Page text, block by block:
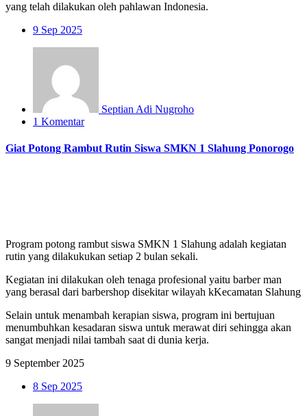
yang telah dilakukan oleh pahlawan Indonesia.
9 Sep 2025
Septian Adi Nugroho
1 Komentar
Giat Potong Rambut Rutin Siswa SMKN 1 Slahung Ponorogo
Program potong rambut siswa SMKN 1 Slahung adalah kegiatan
rutin yang dilakukukan setiap 2 bulan sekali.
Kegiatan ini dilakukan oleh tenaga profesional yaitu barber man
yang berasal dari barbershop disekitar wilayah kKecamatan Slahung
Selain untuk menambah kerapian siswa, program ini bertujuan
menumbuhkan kesadaran siswa untuk merawat diri sehingga akan
sangat menjadi nilai tambah saat di dunia kerja.
9 September 2025
8 Sep 2025